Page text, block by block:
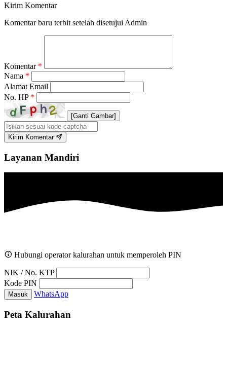
Kirim Komentar
Komentar baru terbit setelah disetujui Admin
Komentar *
Nama *
Alamat Email
No. HP *
[Ganti Gambar]
Kirim Komentar
Layanan Mandiri
Hubungi operator kalurahan untuk memperoleh PIN
NIK / No. KTP
Kode PIN
Masuk WhatsApp
Peta Kalurahan